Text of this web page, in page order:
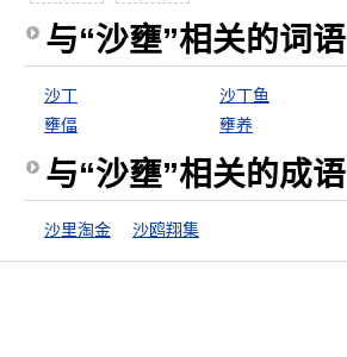
与“沙壅”相关的词语
沙丁 沙丁鱼
壅偪
壅养
与“沙壅”相关的成语
沙里淘金 沙鸥翔集